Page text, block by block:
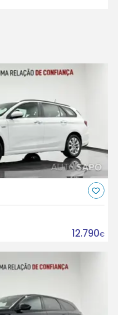
12.790€